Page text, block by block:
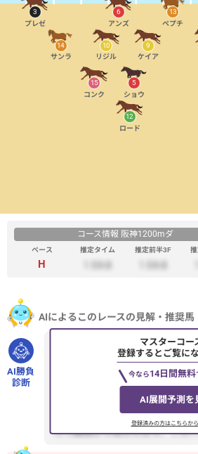
3
プレゼ
14
サンラ
6
アンズ
10
リジル
15
コンク
5
ショウ
9
ケイア
12
ロード
13
ペプチ
コース情報 阪神1200mダ
ペース
H
推定タイム 推定前半3F
AIによるこのレースの見解・推奨馬
AI勝負
診断
水無月Sはハイペースが予想される
要になります。14.サンライズアム
ナーにかけて先頭を維持...
マスターコー
登録するとご覧にな
今なら14日間無料
AI展開予測を
登録済みの方はこちらか